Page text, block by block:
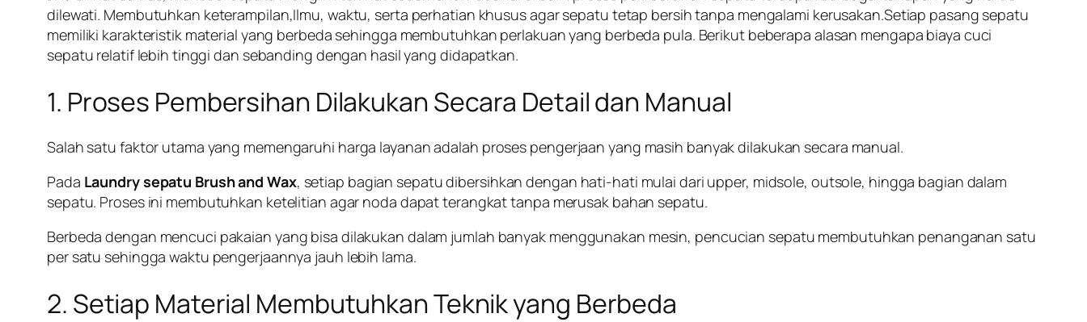
dilewati. Membutuhkan keterampilan,Ilmu, waktu, serta perhatian khusus agar sepatu tetap bersih tanpa mengalami kerusakan.Setiap pasang sepatu
memiliki karakteristik material yang berbeda sehingga membutuhkan perlakuan yang berbeda pula. Berikut beberapa alasan mengapa biaya cuci
sepatu relatif lebih tinggi dan sebanding dengan hasil yang didapatkan.
1. Proses Pembersihan Dilakukan Secara Detail dan Manual
Salah satu faktor utama yang memengaruhi harga layanan adalah proses pengerjaan yang masih banyak dilakukan secara manual.
Pada Laundry sepatu Brush and Wax, setiap bagian sepatu dibersihkan dengan hati-hati mulai dari upper, midsole, outsole, hingga bagian dalam
sepatu. Proses ini membutuhkan ketelitian agar noda dapat terangkat tanpa merusak bahan sepatu.
Berbeda dengan mencuci pakaian yang bisa dilakukan dalam jumlah banyak menggunakan mesin, pencucian sepatu membutuhkan penanganan satu
per satu sehingga waktu pengerjaannya jauh lebih lama.
2. Setiap Material Membutuhkan Teknik yang Berbeda